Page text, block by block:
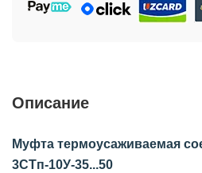
Описание
Муфта термоусаживаемая
3СТп-10У-35...50